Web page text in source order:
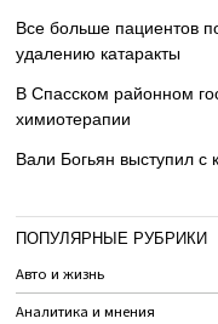
Все больше пациентов
удалению катаракты
В Спасском районном
химиотерапии
Вали Богьян выступил
ПОПУЛЯРНЫЕ РУБРИКИ
Авто и жизнь
Аналитика и мнения